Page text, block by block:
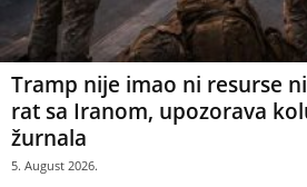
Tramp nije imao ni resurse
rat sa Iranom, upozorava
žurnala
5. August 2026.